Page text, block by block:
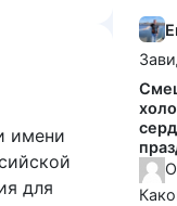
имени
для